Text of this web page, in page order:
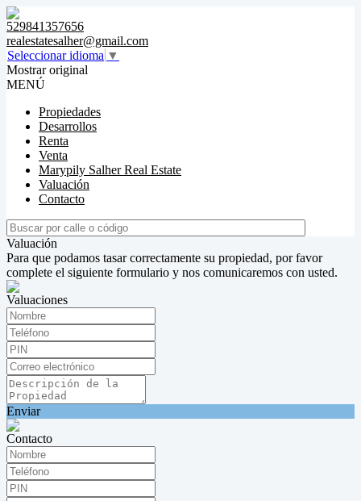
529841357656
realestatesalher@gmail.com
Seleccionar idioma ▼
Mostrar original
MENÚ
Propiedades
Desarrollos
Renta
Venta
Marypily Salher Real Estate
Valuación
Contacto
Valuación
Para que podamos tasar correctamente su propiedad, por favor
complete el siguiente formulario y nos comunicaremos con usted.
Valuaciones
Enviar
Contacto